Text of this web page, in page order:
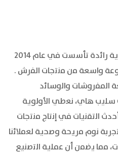
من نحن ﺳﻠﯾب ھﺎي ﺷرﻛﺔ ﻣﺻرﯾﺔ راﺋدة ﺗﺄﺳﺳت ﻓﻲ ﻋﺎم 2014
واﺳﻌﺔ ﻣن ﻣﻧﺗﺟﺎت اﻟﻔرش .
اﻟﻣﻔروﺷﺎت واﻟوﺳﺎﺋد
ﺳﻠﯾب ھﺎي، ﻧﻌطﻲ اﻷوﻟوﯾﺔ
اﻟﺗﻘﻧﯾﺎت ﻓﻲ إﻧﺗﺎج ﻣﻧﺗﺟﺎت
ﻧوم ﻣرﯾﺣﺔ وﺻﺣﯾﺔ ﻟﻌﻣﻼﺋﻧﺎ
ﻣﻣﺎ ﯾﺿﻣن أن ﻋﻣﻠﯾﺔ اﻟﺗﺻﻧﯾﻊ